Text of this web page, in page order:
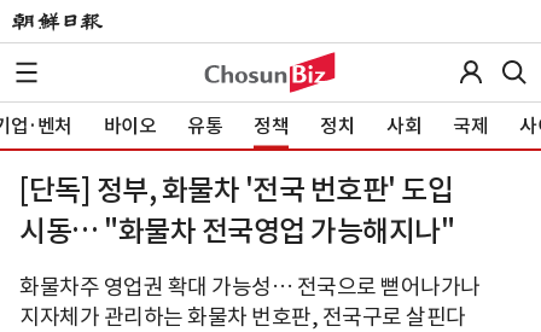
업·벤처 바이오 유통 정책 정치 사회 국제 사
[단독] 정부, 화물차 '전국 번호판' 도입
시동… "화물차 전국영업 가능해지나"
화물차주 영업권 확대 가능성… 전국으로 뻗어나가나
지자체가 관리하는 화물차 번호판, 전국구로 살핀다